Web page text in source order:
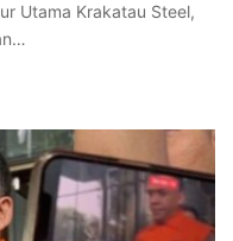
Utama Krakatau Steel,